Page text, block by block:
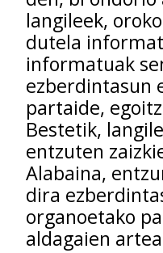
langileek,
dutela
informatuak
ezberdintasun
partaide,
Bestetik,
entzuten
Alabaina,
dira
organoetako
aldagaien